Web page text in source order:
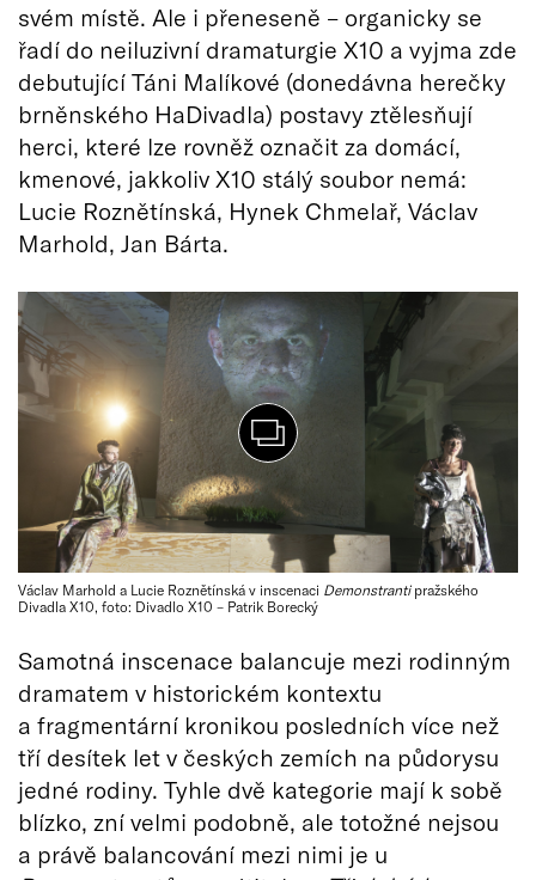
svém místě. Ale i přeneseně – organicky se
řadí do neiluzivní dramaturgie X10 a vyjma zde
debutující Táni Malíkové (donedávna herečky
brněnského HaDivadla) postavy ztělesňují
herci, které lze rovněž označit za domácí,
kmenové, jakkoliv X10 stálý soubor nemá:
Lucie Roznětínská, Hynek Chmelař, Václav
Marhold, Jan Bárta.
Václav Marhold a Lucie Roznětínská v inscenaci Demonstranti pražského
Divadla X10, foto: Divadlo X10 – Patrik Borecký
Samotná inscenace balancuje mezi rodinným
dramatem v historickém kontextu
a fragmentární kronikou posledních více než
tří desítek let v českých zemích na půdorysu
jedné rodiny. Tyhle dvě kategorie mají k sobě
blízko, zní velmi podobně, ale totožné nejsou
a právě balancování mezi nimi je u